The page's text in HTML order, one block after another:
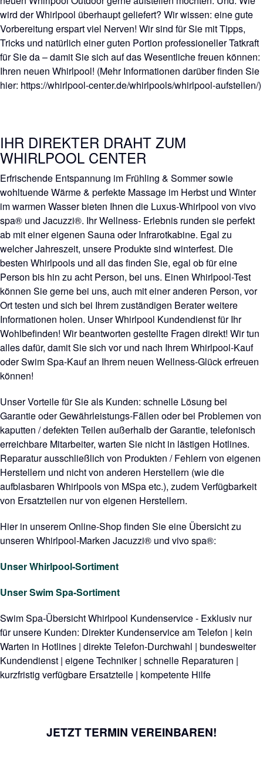
wird der Whirlpool überhaupt geliefert? Wir wissen: eine gute
Vorbereitung erspart viel Nerven! Wir sind für Sie mit Tipps,
Tricks und natürlich einer guten Portion professioneller Tatkraft
für Sie da – damit Sie sich auf das Wesentliche freuen können:
Ihren neuen Whirlpool! (Mehr Informationen darüber finden Sie
hier: https://whirlpool-center.de/whirlpools/whirlpool-aufstellen/)
IHR DIREKTER DRAHT ZUM
WHIRLPOOL CENTER
Erfrischende Entspannung im Frühling & Sommer sowie
wohltuende Wärme & perfekte Massage im Herbst und Winter
im warmen Wasser bieten Ihnen die Luxus-Whirlpool von vivo
spa® und Jacuzzi®. Ihr Wellness- Erlebnis runden sie perfekt
ab mit einer eigenen Sauna oder Infrarotkabine. Egal zu
welcher Jahreszeit, unsere Produkte sind winterfest. Die
besten Whirlpools und all das finden Sie, egal ob für eine
Person bis hin zu acht Person, bei uns. Einen Whirlpool-Test
können Sie gerne bei uns, auch mit einer anderen Person, vor
Ort testen und sich bei Ihrem zuständigen Berater weitere
Informationen holen. Unser Whirlpool Kundendienst für Ihr
Wohlbefinden! Wir beantworten gestellte Fragen direkt! Wir tun
alles dafür, damit Sie sich vor und nach Ihrem Whirlpool-Kauf
oder Swim Spa-Kauf an Ihrem neuen Wellness-Glück erfreuen
können!
Unser Vorteile für Sie als Kunden: schnelle Lösung bei
Garantie oder Gewährleistungs-Fällen oder bei Problemen von
kaputten / defekten Teilen außerhalb der Garantie, telefonisch
erreichbare Mitarbeiter, warten Sie nicht in lästigen Hotlines.
Reparatur ausschließlich von Produkten / Fehlern von eigenen
Herstellern und nicht von anderen Herstellern (wie die
aufblasbaren Whirlpools von MSpa etc.), zudem Verfügbarkeit
von Ersatzteilen nur von eigenen Herstellern.
Hier in unserem Online-Shop finden Sie eine Übersicht zu
unseren Whirlpool-Marken Jacuzzi® und vivo spa®:
Unser Whirlpool-Sortiment
Unser Swim Spa-Sortiment
Swim Spa-Übersicht Whirlpool Kundenservice - Exklusiv nur
für unsere Kunden: Direkter Kundenservice am Telefon | kein
Warten in Hotlines | direkte Telefon-Durchwahl | bundesweiter
Kundendienst | eigene Techniker | schnelle Reparaturen |
kurzfristig verfügbare Ersatzteile | kompetente Hilfe
JETZT TERMIN VEREINBAREN!